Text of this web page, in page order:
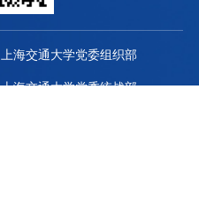
上海交通大学党委组织部
上海交通大学党委统战部